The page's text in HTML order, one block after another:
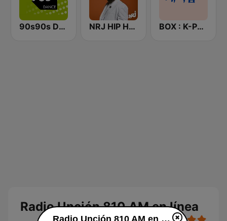
90s90s Dance NRJ HIP HOP RNB HITS BOX : K-POP 케이팝
Radio Unción 810 AM en línea
Radio Unción 810 AM en línea